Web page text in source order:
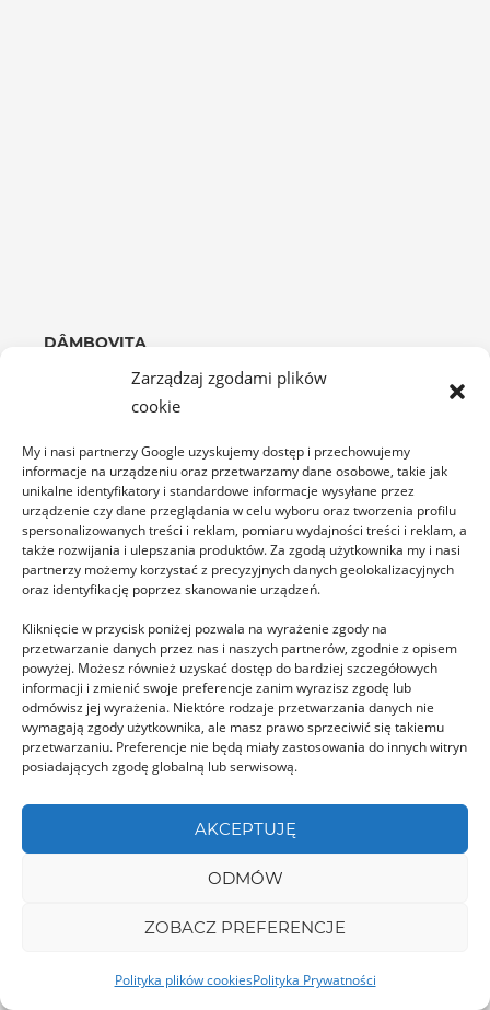
Zarządzaj zgodami plików
cookie
My i nasi partnerzy Google uzyskujemy dostęp i przechowujemy
informacje na urządzeniu oraz przetwarzamy dane osobowe, takie jak
unikalne identyfikatory i standardowe informacje wysyłane przez
urządzenie czy dane przeglądania w celu wyboru oraz tworzenia profilu
spersonalizowanych treści i reklam, pomiaru wydajności treści i reklam, a
także rozwijania i ulepszania produktów. Za zgodą użytkownika my i nasi
partnerzy możemy korzystać z precyzyjnych danych geolokalizacyjnych
oraz identyfikację poprzez skanowanie urządzeń.
Kliknięcie w przycisk poniżej pozwala na wyrażenie zgody na
przetwarzanie danych przez nas i naszych partnerów, zgodnie z opisem
powyżej. Możesz również uzyskać dostęp do bardziej szczegółowych
informacji i zmienić swoje preferencje zanim wyrazisz zgodę lub
odmówisz jej wyrażenia. Niektóre rodzaje przetwarzania danych nie
wymagają zgody użytkownika, ale masz prawo sprzeciwić się takiemu
przetwarzaniu. Preferencje nie będą miały zastosowania do innych witryn
posiadających zgodę globalną lub serwisową.
AKCEPTUJĘ
ODMÓW
ZOBACZ PREFERENCJE
Polityka plików cookiesPolityka Prywatności
DÂMBOVIȚA
Lacul Bolboci
Jezioro Bolboci zwane też Morzem Bucegów, to
najwyżej w Rumunii i całych Karpatach położony
GORJ
Peșteră Poarta lui Ionele
Jaskinię Poarta lui Ionele jeszcze do 2011 roku
można było eksplorować samodzielnie. Potem ją